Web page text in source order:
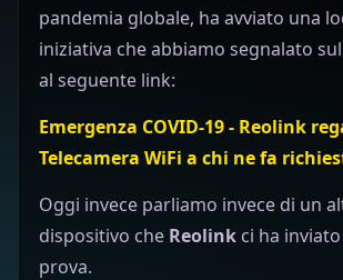
pandemia globale, ha avviato una
iniziativa che abbiamo segnalato
al seguente link:
Emergenza COVID-19 - Reolink
Telecamera WiFi a chi ne fa
Oggi invece parliamo invece di un
dispositivo che Reolink ci ha
prova.